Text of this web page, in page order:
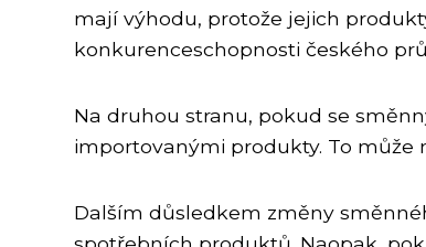
mají výhodu, protože jejich
konkurenceschopnosti českého
Na druhou stranu, pokud se
importovanými produkty. To
Dalším důsledkem změny